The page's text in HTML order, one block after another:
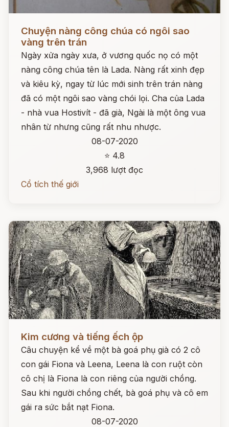
Chuyện nàng công chúa có ngôi sao
vàng trên trán
Ngày xửa ngày xưa, ở vương quốc nọ có một
nàng công chúa tên là Lada. Nàng rất xinh đẹp
và kiêu kỳ, ngay từ lúc mới sinh trên trán nàng
đã có một ngôi sao vàng chói lọi. Cha của Lada
- nhà vua Hostivít - đã già, Ngài là một ông vua
nhân từ nhưng cũng rất nhu nhược.
08-07-2020
⭐ 4.8
3,968 lượt đọc
Cổ tích thế giới
Kim cương và tiếng ếch ộp
Câu chuyện kể về một bà goá phụ già có 2 cô
con gái Fiona và Leena, Leena là con ruột còn
cô chị là Fiona là con riêng của người chồng.
Sau khi người chồng chết, bà goá phụ và cô em
gái ra sức bắt nạt Fiona.
08-07-2020